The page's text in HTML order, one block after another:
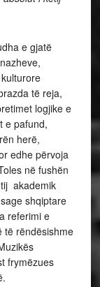
e gjatë
të reja,
logjike e
e pafund,
herë,
edhe përvoja
në fushën
akademik
shqiptare
referimi e
të rëndësishme
frymëzues